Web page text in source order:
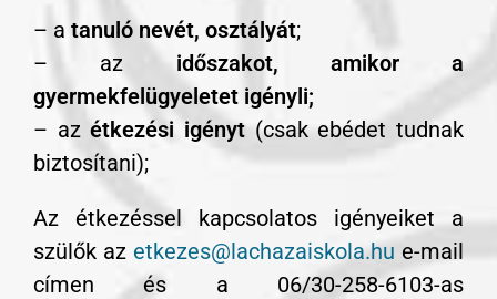
– a tanuló nevét, osztályát;
– az időszakot, amikor a
gyermekfelügyeletet igényli;
– azétkezési igényt(csak ebédet tudnak
biztosítani);
Az étkezéssel kapcsolatos igényeiket a
szülők az etkezes@lachazaiskola.hu e-mail
címen és a 06/30-258-6103-as